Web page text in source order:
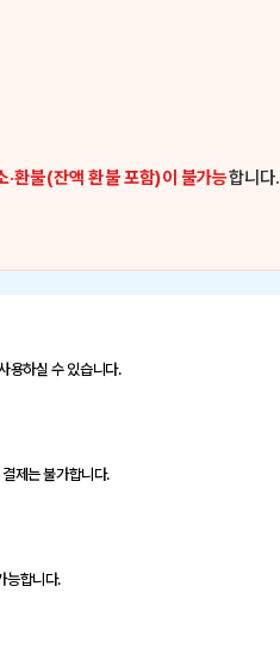
·환불(잔액 환불 포함)이 불가능합니다.
용하실 수 있습니다.
제는 불가합니다.
능합니다.